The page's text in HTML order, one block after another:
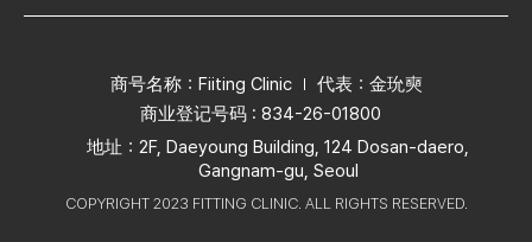
商号名称：Fiiting Clinic
代表：金玧奭
商业登记号码 : 834-26-01800
地址：2F, Daeyoung Building, 124 Dosan-daero,
Gangnam-gu, Seoul
COPYRIGHT 2023 FITTING CLINIC. ALL RIGHTS RESERVED.